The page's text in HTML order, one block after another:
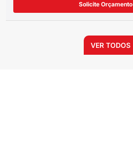
Solicite Orçamento
VER TODOS